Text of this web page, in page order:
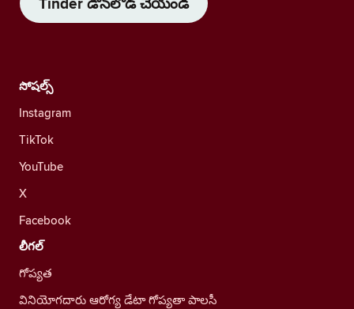
సోషల్స్
Instagram
TikTok
YouTube
X
Facebook
లీగల్
గోప్యత
వినియోగదారు ఆరోగ్య డేటా గోప్యతా పాలసీ